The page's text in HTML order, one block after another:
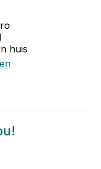
huis